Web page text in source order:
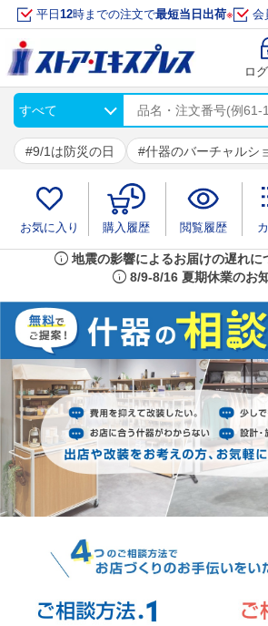
平日 12時までの注文で最短当日出荷※ 会
ロ
9/1は防災の日 什器のバーチャルシ
お気に入り 購入履歴 閲覧履歴
info 地震の影響によるお届けの遅れに
info 8/9-8/16 夏期休業のお